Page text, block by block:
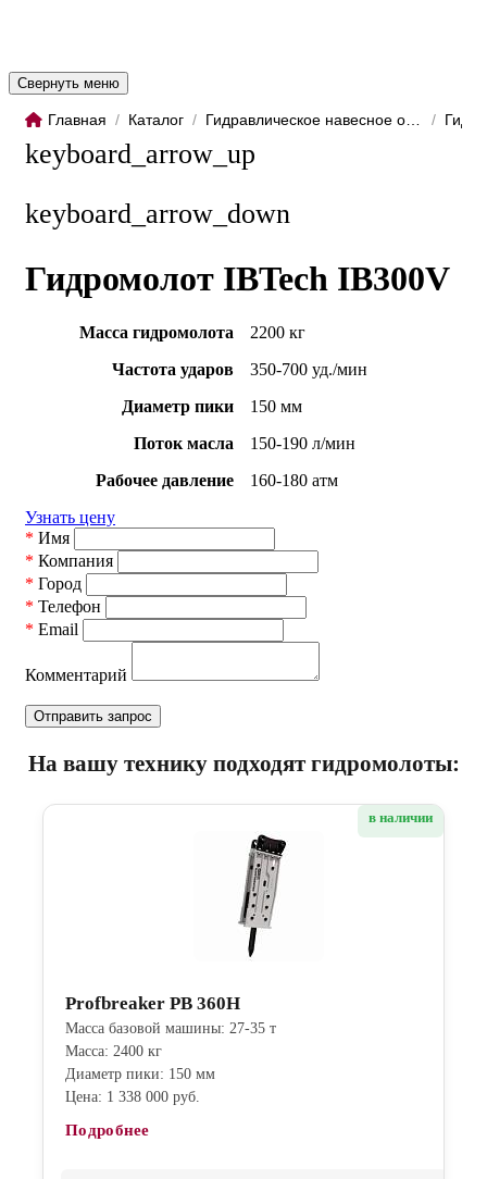
Свернуть меню
Главная / Каталог / /
keyboard_arrow_up
keyboard_arrow_down
Гидромолот IBTech IB300V
Масса гидромолота
2200 кг
Частота ударов
350-700 уд./мин
Диаметр пики
150 мм
Поток масла
150-190 л/мин
Рабочее давление
160-180 атм
Узнать цену
* Имя
* Компания
* Город
* Телефон
* Email
Комментарий
На вашу технику подходят гидромолоты:
в наличии
Profbreaker PB 360H
Масса базовой машины: 27-35 т
Масса: 2400 кг
Диаметр пики: 150 мм
Цена: 1 338 000 руб.
Подробнее